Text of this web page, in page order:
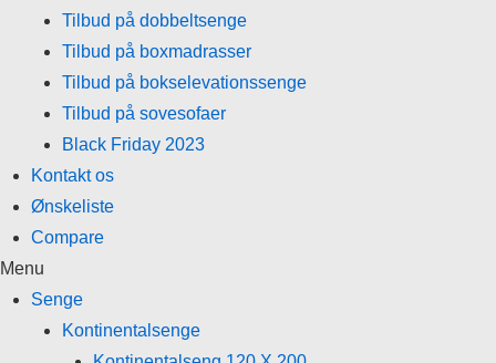
Tilbud på dobbeltsenge
Tilbud på boxmadrasser
Tilbud på bokselevationssenge
Tilbud på sovesofaer
Black Friday 2023
Kontakt os
Ønskeliste
Compare
Menu
Senge
Kontinentalsenge